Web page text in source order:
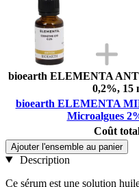
bioearth ELEMENTA
0,2%, 15
bioearth ELEMENTA
Microalgues
Coût
Ajouter l'ensemble au panier
Description
Ce sérum est une solution